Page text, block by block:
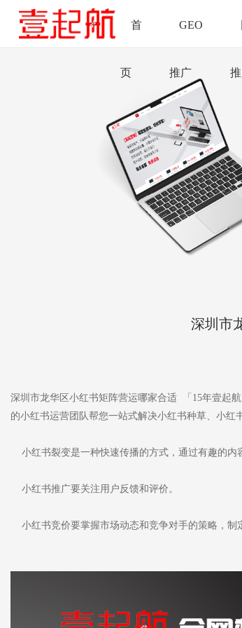
首
页
GEO
推广
深圳市
深圳市龙华区小红书矩阵营运哪家合适 「15年壹起
的小红书运营团队帮您一站式解决小红书种草、小红
小红书裂变是一种快速传播的方式，通过有趣的内
小红书推广要关注用户反馈和评价。
小红书竞价要掌握市场动态和竞争对手的策略，制